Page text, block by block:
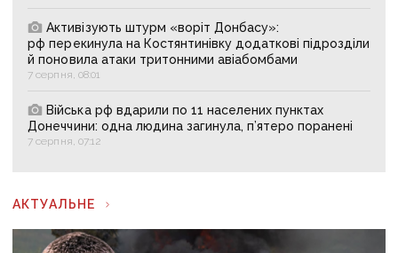
Активізують штурм «воріт Донбасу»:
рф перекинула на Костянтинівку додаткові підрозділи
й поновила атаки тритонними авіабомбами
7 серпня, 08:01
Війська рф вдарили по 11 населених пунктах
Донеччини: одна людина загинула, п’ятеро поранені
7 серпня, 07:12
АКТУАЛЬНЕ